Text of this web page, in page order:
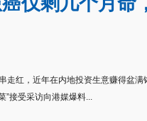
走红，近年在内地投资生意赚得盆
”接受采访向港媒爆料...